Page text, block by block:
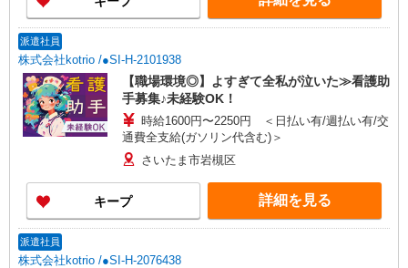
派遣社員
株式会社kotrio /●SI-H-2101938
【職場環境◎】よすぎて全私が泣いた≫看護助
手募集♪未経験OK！
時給1600円〜2250円 ＜日払い有/週払い有/交
通費全支給(ガソリン代含む)＞
さいたま市岩槻区
キープ 詳細を見る
派遣社員
株式会社kotrio /●SI-H-2076438